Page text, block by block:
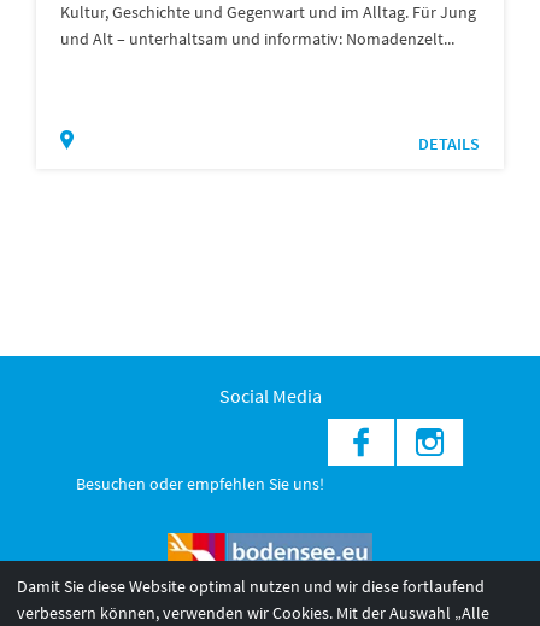
Kultur, Geschichte und Gegenwart und im Alltag. Für Jung
und Alt – unterhaltsam und informativ: Nomadenzelt...
DETAILS
Social Media
Besuchen oder empfehlen Sie uns!
Damit Sie diese Website optimal nutzen und wir diese fortlaufend
verbessern können, verwenden wir Cookies. Mit der Auswahl „Alle